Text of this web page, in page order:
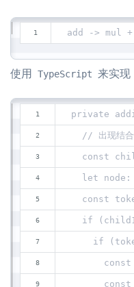
add -> mul +
使用 TypeScript 来实现
private
// 出现结合
const
let node:
const
if
if
const
const